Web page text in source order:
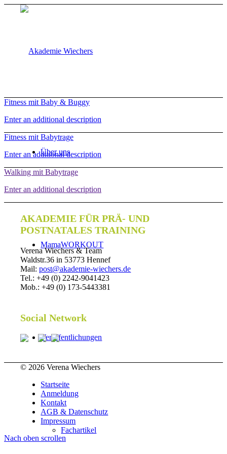
Über uns
MamaWORKOUT
Veröffentlichungen
Fachartikel
Fitness mit Baby & Buggy
Enter an additional description
Fitness mit Babytrage
Enter an additional description
Walking mit Babytrage
Enter an additional description
AKADEMIE FÜR PRÄ- UND
POSTNATALES TRAINING
Verena Wiechers & Team
Waldstr.36 in 53773 Hennef
Mail:post@akademie-wiechers.de
Tel.: +49 (0) 2242-9041423
Mob.: +49 (0) 173-5443381
Social Network
© 2026 Verena Wiechers
Startseite
Anmeldung
Kontakt
AGB & Datenschutz
Impressum
Nach oben scrollen